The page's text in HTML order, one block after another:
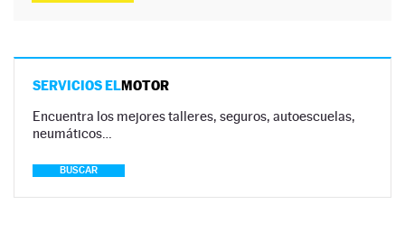
SERVICIOS ELMOTOR
Encuentra los mejores talleres, seguros, autoescuelas,
neumáticos…
BUSCAR